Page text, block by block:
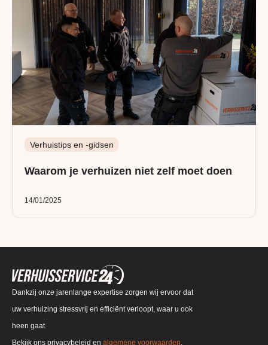
Verhuistips en -gidsen
Waarom je verhuizen niet zelf moet doen
14/01/2025
Dankzij onze jarenlange expertise zorgen wij ervoor dat
uw verhuizing stressvrij en efficiënt verloopt, waar u ook
heen gaat.
Bekijk ons privacybeleid en algemene voorwaarden